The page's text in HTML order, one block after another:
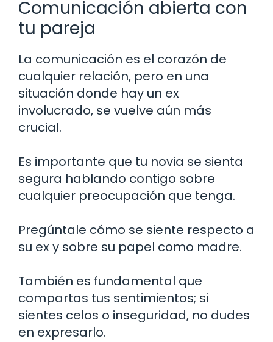
Comunicación abierta con
tu pareja
La comunicación es el corazón de
cualquier relación, pero en una
situación donde hay un ex
involucrado, se vuelve aún más
crucial.
Es importante que tu novia se sienta
segura hablando contigo sobre
cualquier preocupación que tenga.
Pregúntale cómo se siente respecto a
su ex y sobre su papel como madre.
También es fundamental que
compartas tus sentimientos; si
sientes celos o inseguridad, no dudes
en expresarlo.